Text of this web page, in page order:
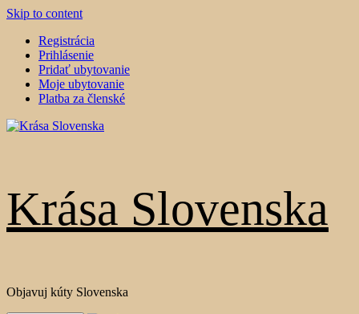
Skip to content
Registrácia
Prihlásenie
Pridať ubytovanie
Moje ubytovanie
Platba za členské
Krása Slovenska
Objavuj kúty Slovenska